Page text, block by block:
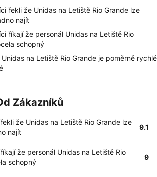
řekli že Unidas na Letiště Rio Grande lze
najít
říkají že personál Unidas na Letiště Rio
schopný
na Letiště Rio Grande je poměrně rychlé
Zákazníků
že Unidas na Letiště Rio Grande lze
najít
9.1
že personál Unidas na Letiště Rio
schopný
9